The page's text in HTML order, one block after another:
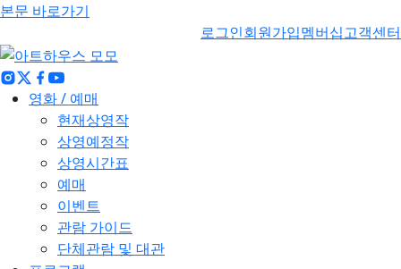
본문 바로가기
로그인회원가입멤버십고객센터
영화 / 예매
현재상영작
상영예정작
상영시간표
예매
이벤트
관람 가이드
단체관람 및 대관